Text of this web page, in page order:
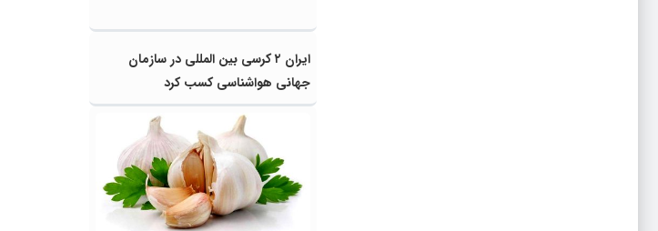
ایران ۲ کرسی بین المللی در سازمان
جهانی هواشناسی کسب کرد